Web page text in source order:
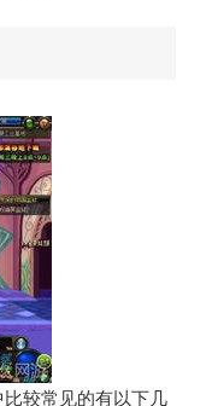
较常见的有以下几